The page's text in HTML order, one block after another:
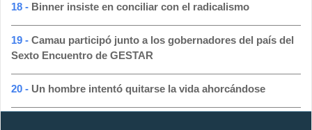
18 - Binner insiste en conciliar con el radicalismo
19 - Camau participó junto a los gobernadores del país del
Sexto Encuentro de GESTAR
20 - Un hombre intentó quitarse la vida ahorcándose